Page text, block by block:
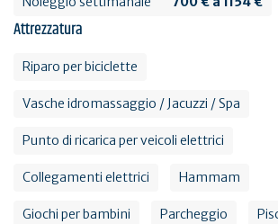
Attrezzatura
Riparo per biciclette
Vasche idromassaggio / Jacuzzi / Spa
Punto di ricarica per veicoli elettrici
Collegamenti elettrici Hammam
Giochi per bambini Parcheggio